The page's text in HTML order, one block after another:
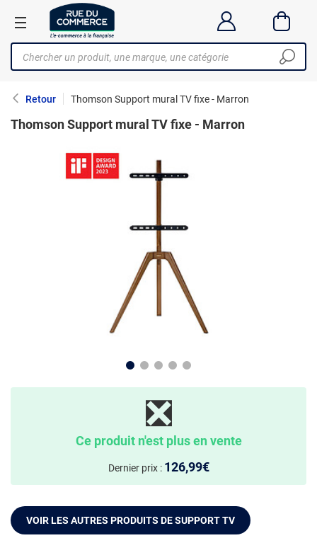
Retour Thomson Support mural TV fixe - Marron
Thomson Support mural TV fixe - Marron
❎
Ce produit n'est plus en vente
Dernier prix : 126,99€
VOIR LES AUTRES PRODUITS DE SUPPORT TV